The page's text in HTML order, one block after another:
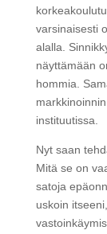
varsinaisesti
alalla.
näyttämään
hommia.
instituutissa.
Nyt saan
Mitä se on
satoja
uskoin